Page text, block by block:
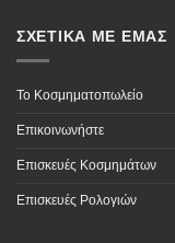
ΣΧΕΤΙΚΑ ΜΕ ΕΜΑΣ
Το Κοσμηματοπωλείο
Επικοινωνήστε
Επισκευές Κοσμημάτων
Επισκευές Ρολογιών